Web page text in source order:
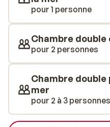
agencement et à son
un lieu parfait pour se
manquent pas. Tu peux
détendre sur la plage
parasols, ou profiter du
massages. Les plus
sport, les séances de
tennis et de padel. Côté
vaste: restaurants
pour 1 personne
Chambre
pour 2 personnes
Chambre double
mer
pour 2 à 3 personnes